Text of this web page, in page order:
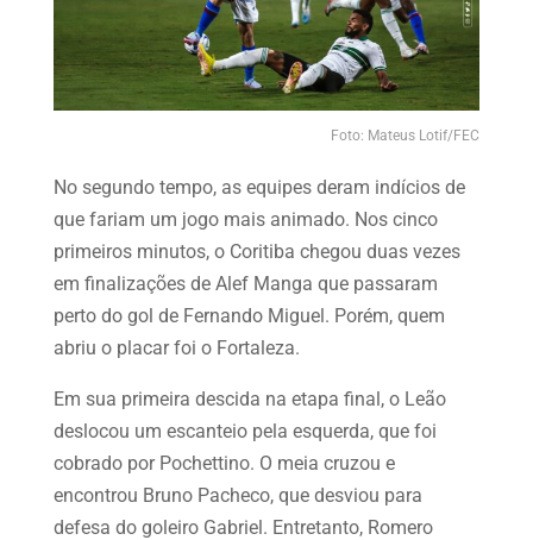
Foto: Mateus Lotif/FEC
No segundo tempo, as equipes deram indícios de
que fariam um jogo mais animado. Nos cinco
primeiros minutos, o Coritiba chegou duas vezes
em finalizações de Alef Manga que passaram
perto do gol de Fernando Miguel. Porém, quem
abriu o placar foi o Fortaleza.
Em sua primeira descida na etapa final, o Leão
deslocou um escanteio pela esquerda, que foi
cobrado por Pochettino. O meia cruzou e
encontrou Bruno Pacheco, que desviou para
defesa do goleiro Gabriel. Entretanto, Romero